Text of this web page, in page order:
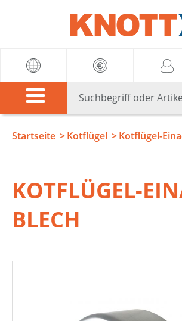
Startseite Kotflügel Kotflügel-
KOTFLÜGEL-
BLECH